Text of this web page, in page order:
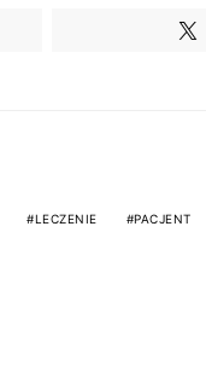
LECZENIE PACJENT